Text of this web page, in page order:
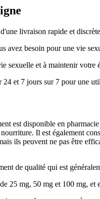
livraison rapide et
avez besoin pour une vie
sexuelle et à maintenir votre
et 7 jours sur 7 pour une
est disponible en
Il est également
ils peuvent ne pas être
de qualité qui est
25 mg, 50 mg et 100 mg, et